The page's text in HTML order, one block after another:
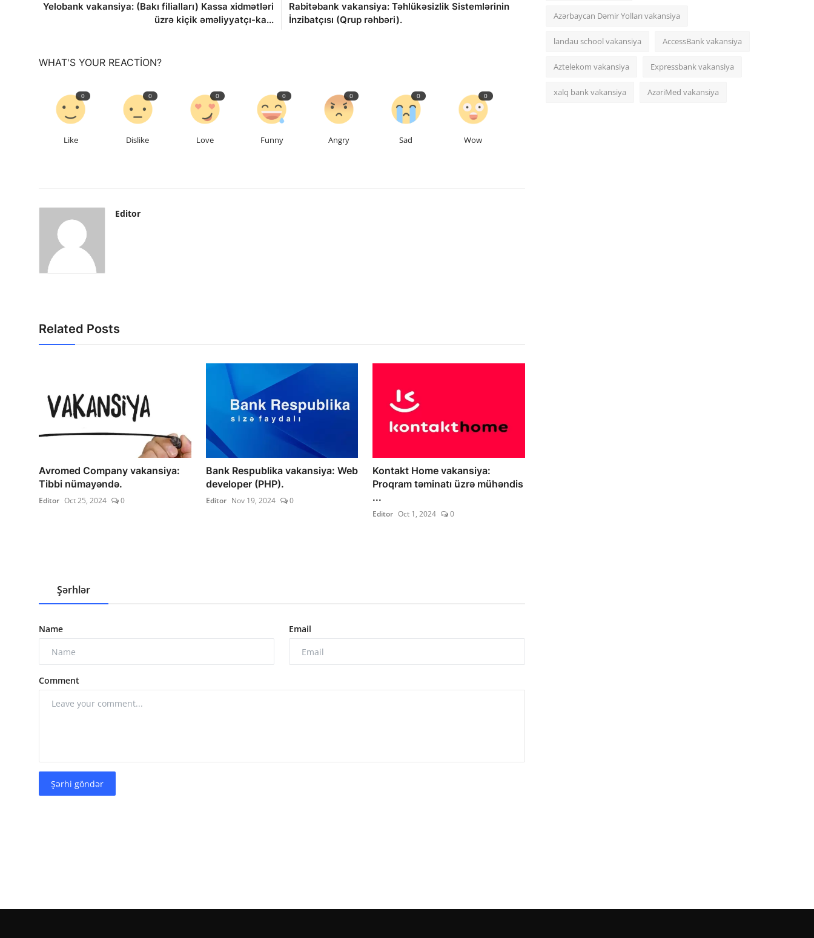
Yelobank vakansiya: (Bakı filialları) Kassa xidmətləri
üzrə kiçik əməliyyatçı-ka...
Rabitəbank vakansiya: Təhlükəsizlik Sistemlərinin
İnzibatçısı (Qrup rəhbəri).
WHAT'S YOUR REACTION?
0
Like
0
Dislike
0
Love
0
Funny
0
Angry
0
Sad
0
Wow
Editor
Related Posts
Avromed Company vakansiya:
Tibbi nümayəndə.
Editor Oct 25, 2024 0
Bank Respublika vakansiya: Web
developer (PHP).
Editor Nov 19, 2024 0
Kontakt Home vakansiya:
Proqram təminatı üzrə mühəndis
...
Editor Oct 1, 2024 0
Şərhlər
Name Email
Comment
Şərhi göndər
Azərbaycan Dəmir Yolları vakansiya
landau school vakansiya AccessBank vakansiya
Aztelekom vakansiya Expressbank vakansiya
xalq bank vakansiya AzəriMed vakansiya